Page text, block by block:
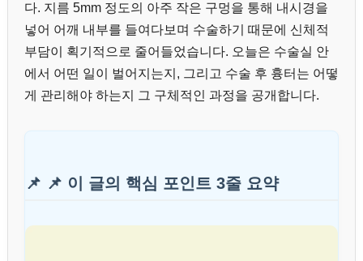
다. 지름 5mm 정도의 아주 작은 구멍을 통해 내시경을
넣어 어깨 내부를 들여다보며 수술하기 때문에 신체적
부담이 획기적으로 줄어들었습니다. 오늘은 수술실 안
에서 어떤 일이 벌어지는지, 그리고 수술 후 흉터는 어떻
게 관리해야 하는지 그 구체적인 과정을 공개합니다.
📌 📌 이 글의 핵심 포인트 3줄 요약